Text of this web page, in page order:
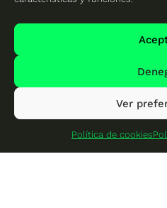
Ver
Política de cookies
Protección de datos
Política de cookies
Mapa del sitio
© 2026 Cambio